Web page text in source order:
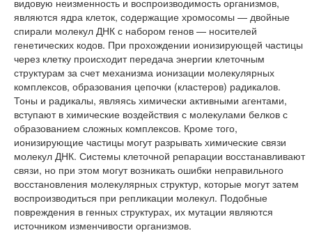
видовую неизменность и воспроизводимость организмов,
являются ядра клеток, содержащие хромосомы — двойные
спирали молекул ДНК с набором генов — носителей
генетических кодов. При прохождении ионизирующей частицы
через клетку происходит передача энергии клеточным
структурам за счет механизма ионизации молекулярных
комплексов, образования цепочки (кластеров) радикалов.
Тоны и радикалы, являясь химически активными агентами,
вступают в химические воздействия с молекулами белков с
образованием сложных комплексов. Кроме того,
ионизирующие частицы могут разрывать химические связи
молекул ДНК. Системы клеточной репарации восстанавливают
связи, но при этом могут возникать ошибки неправильного
восстановления молекулярных структур, которые могут затем
воспроизводиться при репликации молекул. Подобные
повреждения в генных структурах, их мутации являются
источником изменчивости организмов.